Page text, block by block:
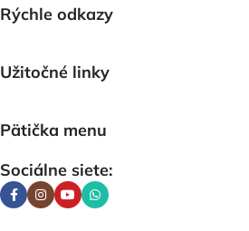
Rýchle odkazy
Užitočné linky
Pätička menu
Sociálne siete: